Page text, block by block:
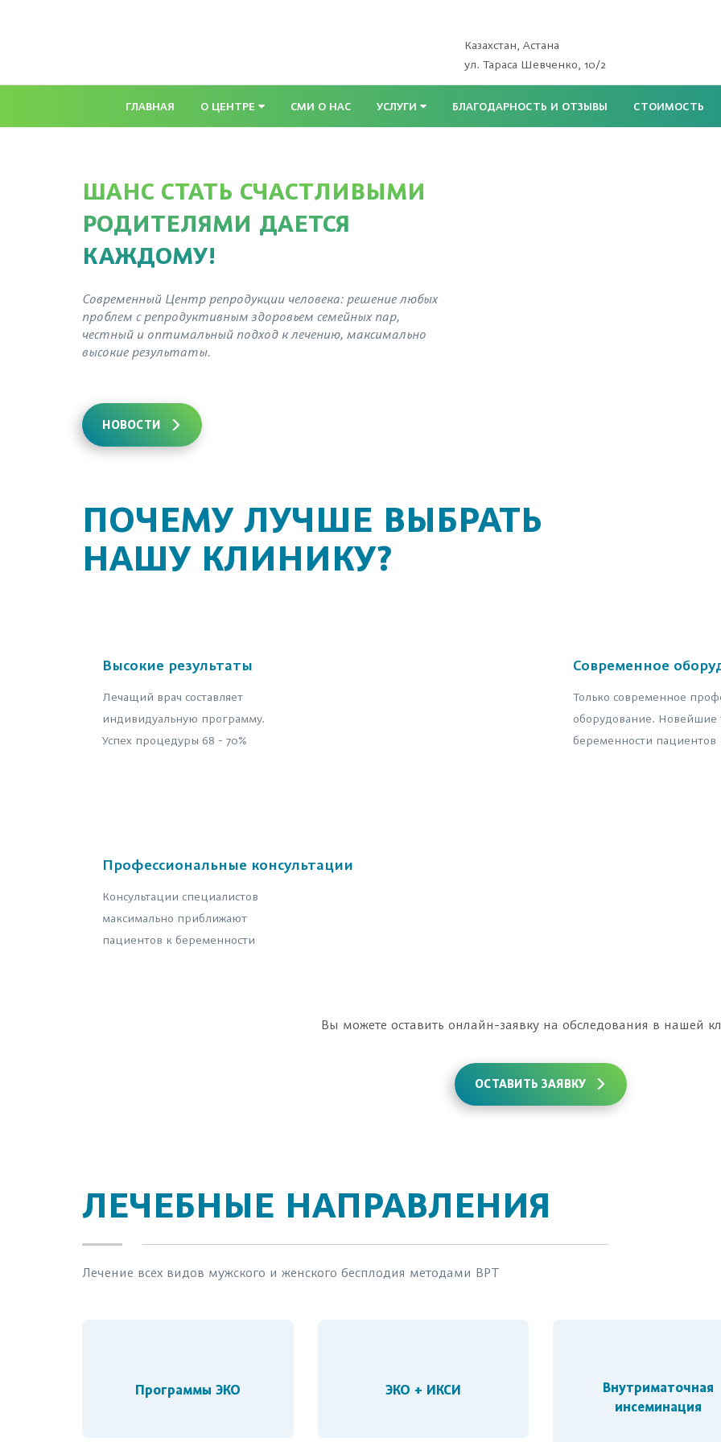
Казахстан, Астана
ул. Тараса Шевченко, 10/2
ГЛАВНАЯ О ЦЕНТРЕ СМИ О НАС УСЛУГИ БЛАГОДАРНОСТЬ И ОТЗЫВЫ СТОИМОСТЬ
ШАНС СТАТЬ СЧАСТЛИВЫМИ
РОДИТЕЛЯМИ ДАЕТСЯ
КАЖДОМУ!
Современный Центр репродукции человека: решение любых
проблем с репродуктивным здоровьем семейных пар,
честный и оптимальный подход к лечению, максимально
высокие результаты.
НОВОСТИ
ПОЧЕМУ ЛУЧШЕ ВЫБРАТЬ
НАШУ КЛИНИКУ?
Высокие результаты
Лечащий врач составляет
индивидуальную программу.
Успех процедуры 68 - 70%
Современное
Только современное
оборудование. Новейшие
беременности пациентов
Профессиональные консультации
Консультации специалистов
максимально приближают
пациентов к беременности
Вы можете оставить онлайн-заявку на обследования в нашей
ОСТАВИТЬ ЗАЯВКУ
ЛЕЧЕБНЫЕ НАПРАВЛЕНИЯ
Лечение всех видов мужского и женского бесплодия методами ВРТ
Программы ЭКО ЭКО + ИКСИ
Внутриматочная
инсеминация